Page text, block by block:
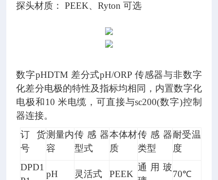
探头材质： PEEK、Ryton 可选
数字pHDTM 差分式pH/ORP 传感器与非数字
化差分电极的特性及指标均相同， 内置数字化
电极和10 米电缆，可直接与sc200(数字)控制
器连接。
订货
号
测量内
容
传感器
型式
本体材
质
传感器
类型
耐受温
度
DPD1
pH 灵活式 PEEK
通用玻
70℃